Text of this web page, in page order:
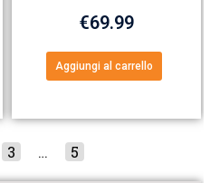
€69.99
Aggiungi al carrello
3 … 5